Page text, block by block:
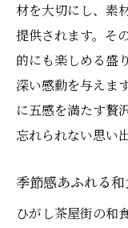
材を大切にし、素
提供されます。そ
的にも楽しめる盛
深い感動を与えま
に五感を満たす贅
忘れられない思い
季節感あふれる
ひがし茶屋街の和